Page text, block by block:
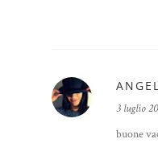
3 luglio
buone